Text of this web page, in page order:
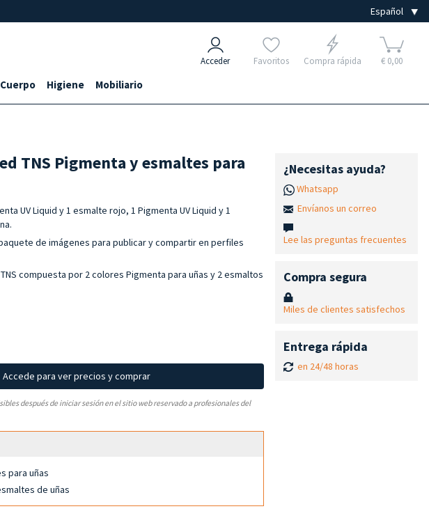
Acceder Favoritos Compra rápida € 0,00
Cuerpo Higiene Mobiliario
TNS Pigmenta y esmaltes para
UV Liquid y 1 esmalte rojo, 1 Pigmenta UV Liquid y 1
de imágenes para publicar y compartir en perfiles
compuesta por 2 colores Pigmenta para uñas y 2 esmaltos
Accede para ver precios y comprar
después de iniciar sesión en el sitio web reservado a profesionales del
para uñas
de uñas
¿Necesitas ayuda?
Whatsapp
Envíanos un correo
Lee las preguntas frecuentes
Compra segura
Miles de clientes satisfechos
Entrega rápida
en 24/48 horas